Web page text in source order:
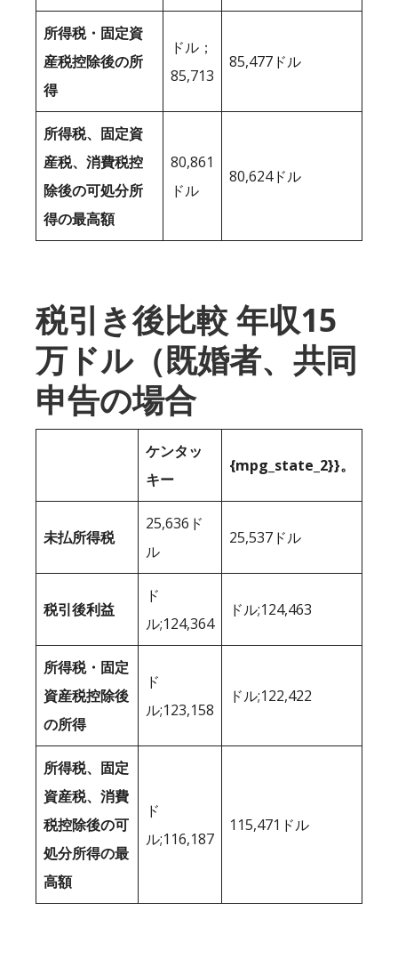
所得税・固定資
産税控除後の所
得
ドル；
85,713
85,477ドル
所得税、固定資
産税、消費税控
除後の可処分所
得の最高額
80,861
ドル
80,624ドル
税引き後比較 年収15
万ドル（既婚者、共同
申告の場合
ケンタッ
キー
{mpg_state_2}}。
未払所得税
25,636ド
ル
25,537ドル
税引後利益
ド
ル;124,364
ドル;124,463
所得税・固定
資産税控除後
の所得
ド
ル;123,158
ドル;122,422
所得税、固定
資産税、消費
税控除後の可
処分所得の最
高額
ド
ル;116,187
115,471ドル